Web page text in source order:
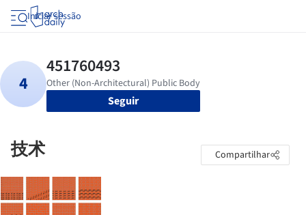
Iniciar sessão
Seguir
技术 Compartilhar